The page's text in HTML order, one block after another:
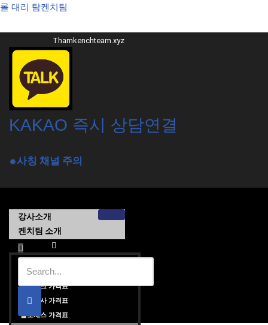
콘
텐
너
뛰
기
롤 대리 탐켄치팀
Thamkenchteam.xyz
KAKAO 즉시 상담연결
⁕사칭 채널 주의
강사소개
켄치팀 소개
가격목록
대리랭크 가격표
듀오랭크 가격표
배치고사 가격표
롤토체스 가격표